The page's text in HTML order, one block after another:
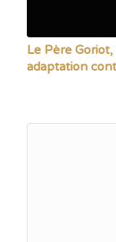
Le Père
adaptation